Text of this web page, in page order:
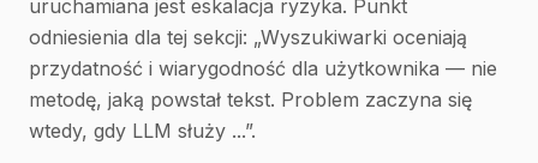
uruchamiana jest eskalacja ryzyka. Punkt
odniesienia dla tej sekcji: „Wyszukiwarki oceniają
przydatność i wiarygodność dla użytkownika — nie
metodę, jaką powstał tekst. Problem zaczyna się
wtedy, gdy LLM służy ...”.